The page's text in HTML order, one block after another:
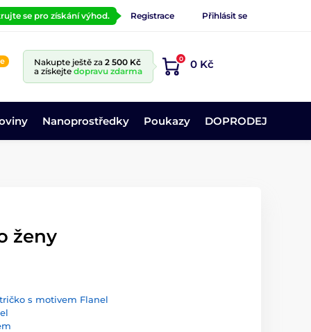
se pro získání výhod. Registrace Přihlásit se
Nakupte ještě za 2 500 Kč
a získejte dopravu zdarma
0 0 Kč
Nanoprostředky Poukazy DOPRODEJ
ženy
s motivem Flanel